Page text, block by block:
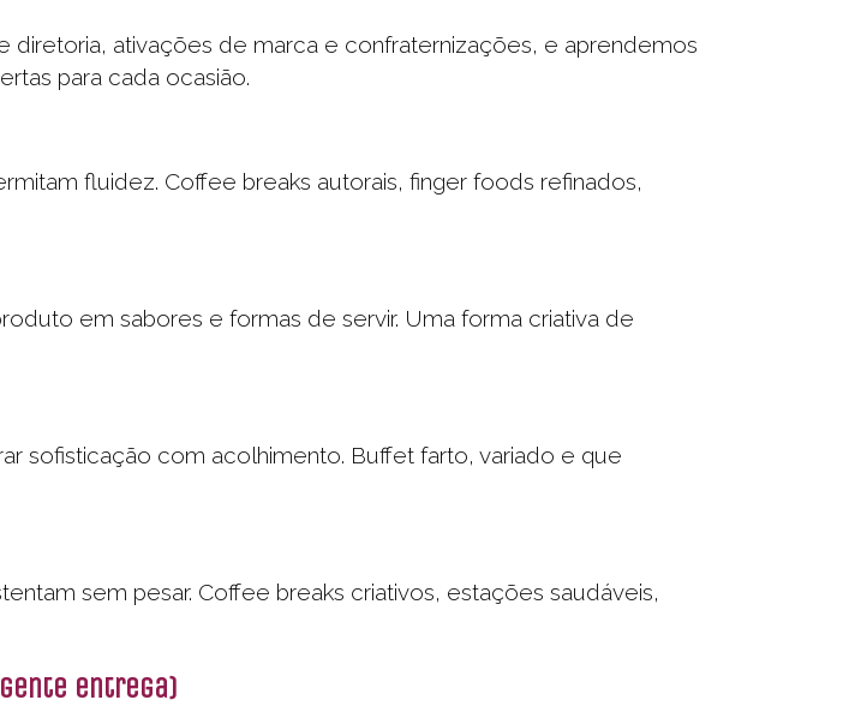
ativações de marca e confraternizações, e aprendemos
para cada ocasião.
fluidez. Coffee breaks autorais, finger foods refinados,
em sabores e formas de servir. Uma forma criativa de
sofisticação com acolhimento. Buffet farto, variado e que
sem pesar. Coffee breaks criativos, estações saudáveis,
entrega)